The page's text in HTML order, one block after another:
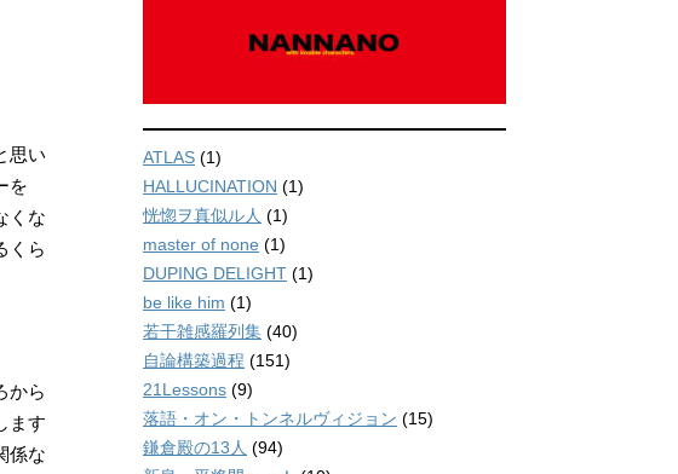
思い
を
くな
くら
から
ます
係な
ATLAS (1)
HALLUCINATION (1)
恍惚ヲ真似ル人 (1)
master of none (1)
DUPING DELIGHT (1)
be like him (1)
若干雑感羅列集 (40)
自論構築過程 (151)
21Lessons (9)
落語・オン・トンネルヴィジョン (15)
鎌倉殿の13人 (94)